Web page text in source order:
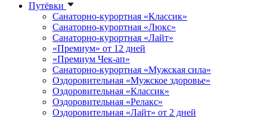
Путёвки
Санаторно-курортная «Классик»
Санаторно-курортная «Люкс»
Санаторно-курортная «Лайт»
«Премиум» от 12 дней
«Премиум Чек-ап»
Санаторно-курортная «Мужская сила»
Оздоровительная «Мужское здоровье»
Оздоровительная «Классик»
Оздоровительная «Релакс»
Оздоровительная «Лайт» от 2 дней